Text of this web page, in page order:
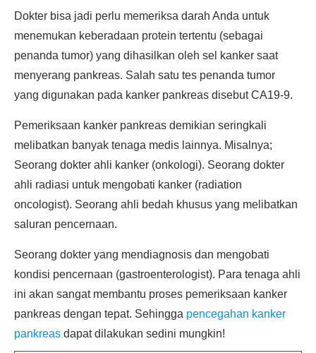
Dokter bisa jadi perlu memeriksa darah Anda untuk
menemukan keberadaan protein tertentu (sebagai
penanda tumor) yang dihasilkan oleh sel kanker saat
menyerang pankreas. Salah satu tes penanda tumor
yang digunakan pada kanker pankreas disebut CA19-9.
Pemeriksaan kanker pankreas demikian seringkali
melibatkan banyak tenaga medis lainnya. Misalnya;
Seorang dokter ahli kanker (onkologi). Seorang dokter
ahli radiasi untuk mengobati kanker (radiation
oncologist). Seorang ahli bedah khusus yang melibatkan
saluran pencernaan.
Seorang dokter yang mendiagnosis dan mengobati
kondisi pencernaan (gastroenterologist). Para tenaga ahli
ini akan sangat membantu proses pemeriksaan kanker
pankreas dengan tepat. Sehingga pencegahan kanker
pankreas dapat dilakukan sedini mungkin!